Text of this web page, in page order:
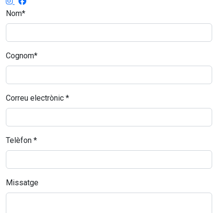
Nom*
Cognom*
Correu electrònic *
Telèfon *
Missatge